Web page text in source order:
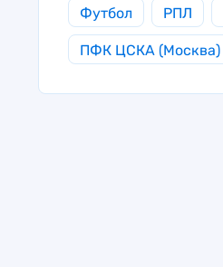
Футбол РПЛ
ПФК ЦСКА (Москва)